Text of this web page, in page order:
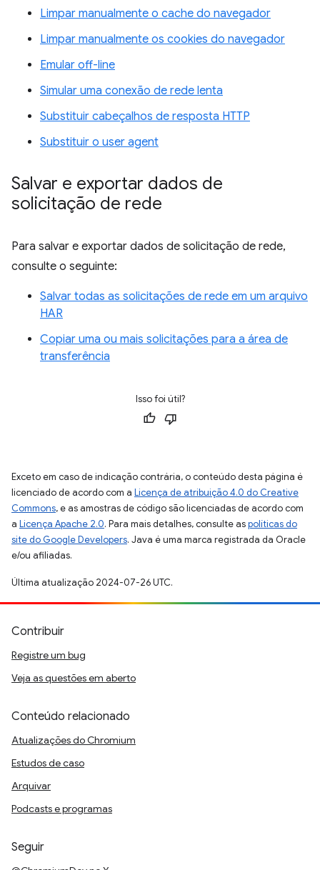
Limpar manualmente o cache do navegador
Limpar manualmente os cookies do navegador
Emular off-line
Simular uma conexão de rede lenta
Substituir cabeçalhos de resposta HTTP
Substituir o user agent
Salvar e exportar dados de
solicitação de rede
Para salvar e exportar dados de solicitação de rede,
consulte o seguinte:
Salvar todas as solicitações de rede em um arquivo
HAR
Copiar uma ou mais solicitações para a área de
transferência
Isso foi útil?
Exceto em caso de indicação contrária, o conteúdo desta página é
licenciado de acordo com a Licença de atribuição 4.0 do Creative
Commons, e as amostras de código são licenciadas de acordo com
a Licença Apache 2.0. Para mais detalhes, consulte aspolíticas do
site do Google Developers. Java é uma marca registrada da Oracle
e/ou afiliadas.
Última atualização 2024-07-26 UTC.
Contribuir
Registre um bug
Veja as questões em aberto
Conteúdo relacionado
Atualizações do Chromium
Estudos de caso
Arquivar
Podcasts e programas
Seguir